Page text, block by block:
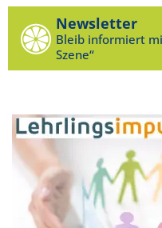
Newsletter
Bleib informiert
Szene“